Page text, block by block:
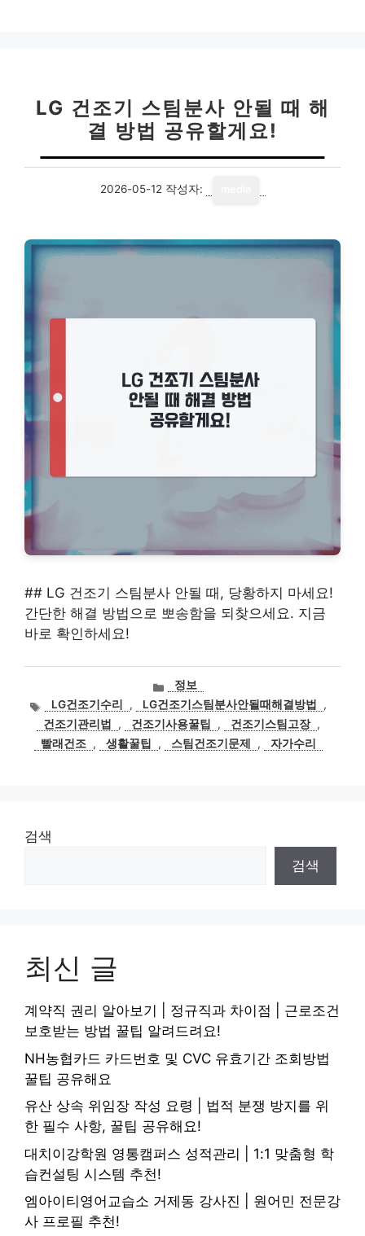
LG 건조기 스팀분사 안될 때 해
결 방법 공유할게요!
2026-05-12 작성자:
## LG 건조기 스팀분사 안될 때, 당황하지 마세요!
간단한 해결 방법으로 뽀송함을 되찾으세요. 지금
바로 확인하세요!
카
테
고
리
정보
태
그
LG건조기수리 , LG건조기스팀분사안될때해결방법
,
건조기관리법
, 건조기사용꿀팁 , 건조기스팀고장 ,
빨래건조 , 생활꿀팁 , 스팀건조기문제 , 자가수리
검색
검색
최신 글
계약직 권리 알아보기 | 정규직과 차이점 | 근로조건
보호받는 방법 꿀팁 알려드려요!
NH농협카드 카드번호 및 CVC 유효기간 조회방법
꿀팁 공유해요
유산 상속 위임장 작성 요령 | 법적 분쟁 방지를 위
한 필수 사항, 꿀팁 공유해요!
대치이강학원 영통캠퍼스 성적관리 | 1:1 맞춤형 학
습컨설팅 시스템 추천!
엠아이티영어교습소 거제동 강사진 | 원어민 전문강
사 프로필 추천!